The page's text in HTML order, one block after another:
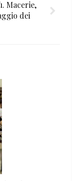
Macerie,
dei